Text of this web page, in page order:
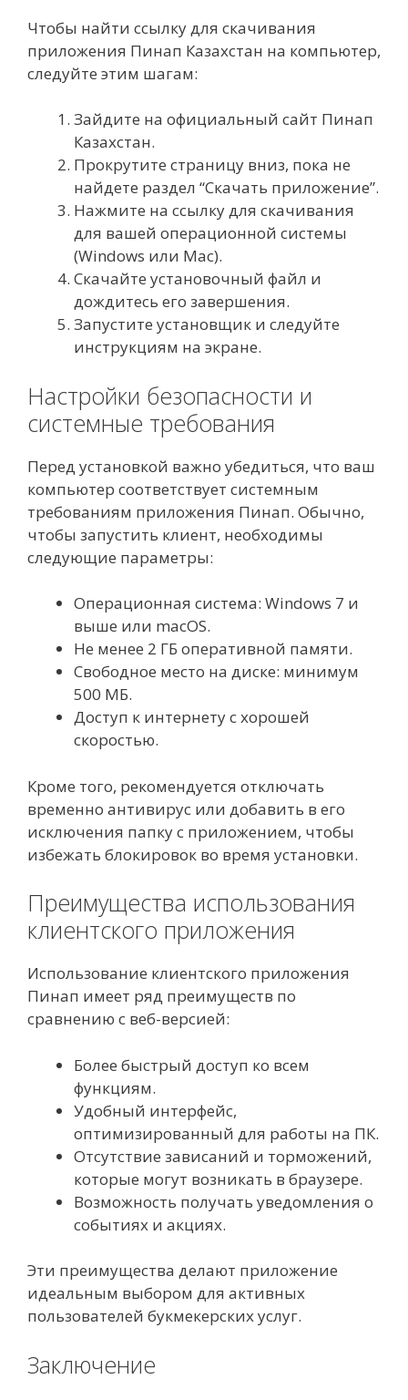
Чтобы найти ссылку для скачивания
приложения Пинап Казахстан на компьютер,
следуйте этим шагам:
Зайдите на официальный сайт Пинап
Казахстан.
Прокрутите страницу вниз, пока не
найдете раздел “Скачать приложение”.
Нажмите на ссылку для скачивания
для вашей операционной системы
(Windows или Mac).
Скачайте установочный файл и
дождитесь его завершения.
Запустите установщик и следуйте
инструкциям на экране.
Настройки безопасности и
системные требования
Перед установкой важно убедиться, что ваш
компьютер соответствует системным
требованиям приложения Пинап. Обычно,
чтобы запустить клиент, необходимы
следующие параметры:
Операционная система: Windows 7 и
выше или macOS.
Не менее 2 ГБ оперативной памяти.
Свободное место на диске: минимум
500 МБ.
Доступ к интернету с хорошей
скоростью.
Кроме того, рекомендуется отключать
временно антивирус или добавить в его
исключения папку с приложением, чтобы
избежать блокировок во время установки.
Преимущества использования
клиентского приложения
Использование клиентского приложения
Пинап имеет ряд преимуществ по
сравнению с веб-версией:
Более быстрый доступ ко всем
функциям.
Удобный интерфейс,
оптимизированный для работы на ПК.
Отсутствие зависаний и торможений,
которые могут возникать в браузере.
Возможность получать уведомления о
событиях и акциях.
Эти преимущества делают приложение
идеальным выбором для активных
пользователей букмекерских услуг.
Заключение